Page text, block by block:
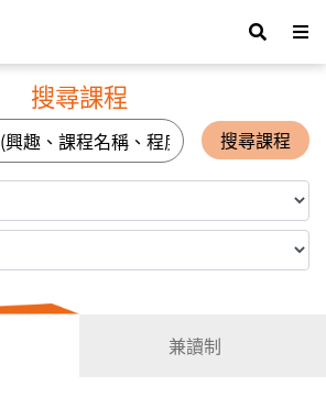
搜尋課程
搜尋課程
兼讀制